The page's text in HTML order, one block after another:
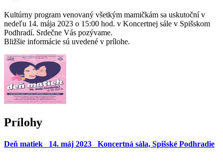
Kultúrny program venovaný všetkým mamičkám sa uskutoční v
nedeľu 14. mája 2023 o 15:00 hod. v Koncertnej sále v Spišskom
Podhradí. Srdečne Vás pozývame.
Bližšie informácie sú uvedené v prílohe.
Prílohy
Deň matiek_ 14. máj 2023_ Koncertná sála, Spišské Podhradie